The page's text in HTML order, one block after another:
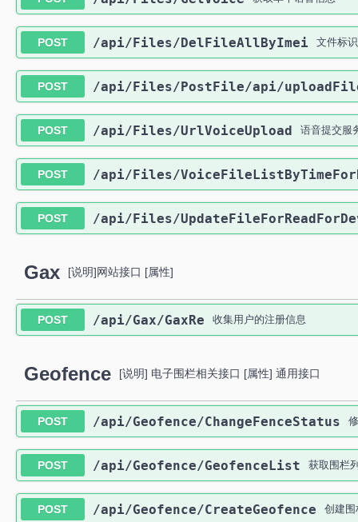
POST ​/api​/Files​/DelFileAllByImei 文件标
POST ​/api​/Files​/PostFile​/api​/
POST ​/api​/Files​/UrlVoiceUpload 语音提交服
POST ​/api​/Files​/
POST ​/api​/Files​/
Gax [说明]网站接口 [属性]
POST ​/api​/Gax​/GaxRe 收集用户的注册信息
Geofence [说明] 电子围栏相关接口 [属性] 通用接口
POST ​/api​/Geofence​/ChangeFenceStatus
POST ​/api​/Geofence​/GeofenceList 获取围栏
POST ​/api​/Geofence​/CreateGeofence 创建围